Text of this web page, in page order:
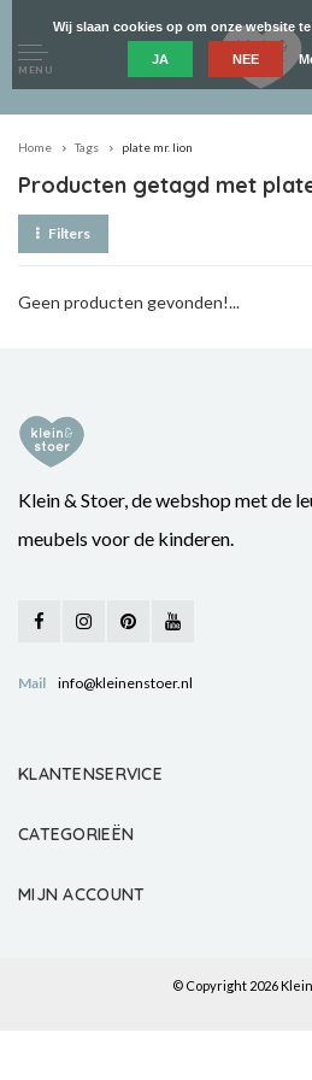
MENU
Home Tags plate mr. lion
Producten getagd met
Filters
Geen producten gevonden!...
Klein & Stoer, de webshop met de
meubels voor de kinderen.
Mail info@kleinenstoer.nl
KLANTENSERVICE
CATEGORIEËN
MIJN ACCOUNT
© Copyright 2026
Wij slaan cookies op om onze website
JA NEE